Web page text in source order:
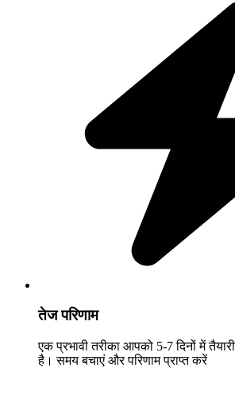
तेज परिणाम
एक प्रभावी तरीका आपको 5-7 दिनों में
है। समय बचाएं और परिणाम प्राप्त करें